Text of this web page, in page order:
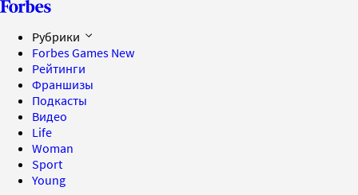
Рубрики
Forbes Games New
Рейтинги
Франшизы
Подкасты
Видео
Life
Woman
Sport
Young